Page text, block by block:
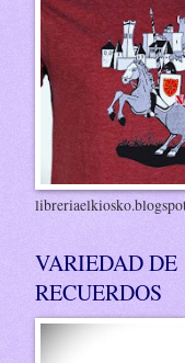
VARIEDAD DE
RECUERDOS